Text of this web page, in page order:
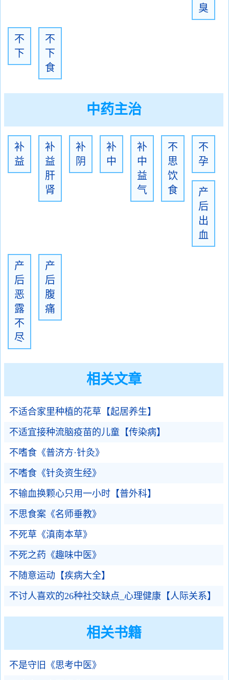
臭
不
下
不
下
食
中药主治
补
益
补
益
肝
肾
补
阴
补
中
补
中
益
气
不
思
饮
食
不
孕
产
后
出
血
产
后
恶
露
不
尽
产
后
腹
痛
相关文章
不适合家里种植的花草【起居养生】
不适宜接种流脑疫苗的儿童【传染病】
不嗜食《普济方·针灸》
不嗜食《针灸资生经》
不输血换颗心只用一小时【普外科】
不思食案《名师垂教》
不死草《滇南本草》
不死之药《趣味中医》
不随意运动【疾病大全】
不讨人喜欢的26种社交缺点_心理健康【人际关系】
相关书籍
不是守旧《思考中医》